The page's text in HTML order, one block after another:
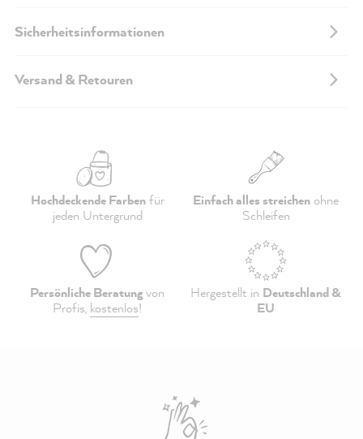
Sicherheitsinformationen
Versand & Retouren
Hochdeckende Farbenfür
jeden Untergrund
Einfach alles streichen ohne
Schleifen
Persönliche Beratungvon
Profis, kostenlos!
Hergestellt in Deutschland &
EU